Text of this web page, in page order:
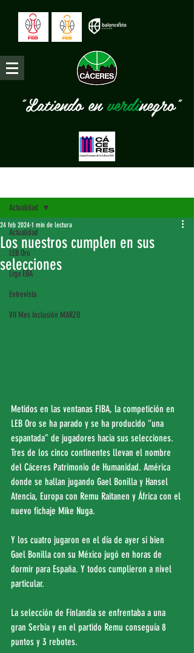
"Latiendo enverdinegro"
Actualidad
LEB Oro
Liga EBA
Entrevista
VII Mes Inclusión MARZO
Actualidad
Los nuestros cumplen en sus
selecciones
24 feb 2024 1 min de lectura
Metidos en las ventanas FIBA, la competición en
LEB Oro se ha parado y se ha producido “una
espantada” de jugadores hacia sus selecciones.
Tres de los cinco continentes llevan el nombre
del Cáceres Patrimonio de Humanidad. América
donde se hallan jugando Gael Bonilla y Hansel
Atencia, Europa con Remu Raitanen y África con el
nuevo fichaje Mike Nuga.
Y los cuatro jugaron en el día de ayer si bien
Gael Bonilla con su México jugó en horas de
dormir para España. Y todos cumplieron a nivel
particular.
La selección de Finlandia se enfrentaba a una
gran Serbia y en el partido Remu conseguía 8
puntos y 3 rebotes.